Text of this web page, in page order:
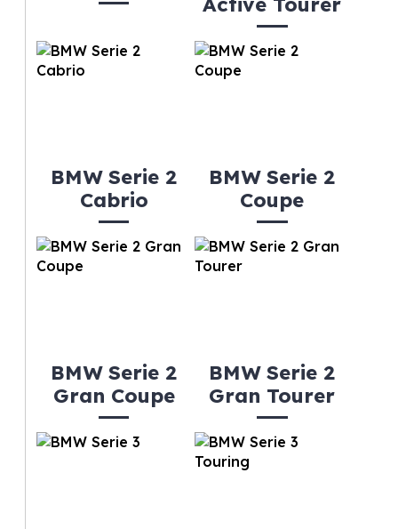
BMW Serie 2
Cabrio
BMW Serie 2
Coupe
BMW Serie 2
Gran Coupe
BMW Serie 2
Gran Tourer